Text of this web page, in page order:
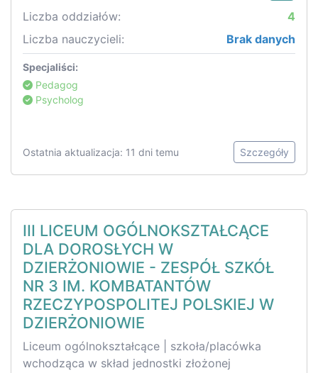
Liczba oddziałów:
4
Liczba nauczycieli:
Brak danych
Specjaliści:
Pedagog
Psycholog
Ostatnia aktualizacja: 11 dni temu Szczegóły
III LICEUM OGÓLNOKSZTAŁCĄCE
DLA DOROSŁYCH W
DZIERŻONIOWIE - ZESPÓŁ SZKÓŁ
NR 3 IM. KOMBATANTÓW
RZECZYPOSPOLITEJ POLSKIEJ W
DZIERŻONIOWIE
Liceum ogólnokształcące | szkoła/placówka
wchodząca w skład jednostki złożonej